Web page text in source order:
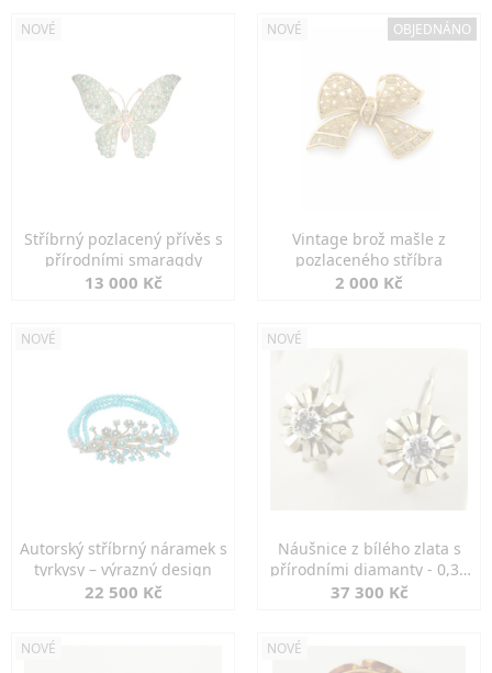
NOVÉ
Stříbrný pozlacený přívěs s
přírodními smaragdy
13 000 Kč
NOVÉ OBJEDNÁNO
Vintage brož mašle z
pozlaceného stříbra
2 000 Kč
NOVÉ
Autorský stříbrný náramek s
tyrkysy – výrazný design
22 500 Kč
NOVÉ
Náušnice z bílého zlata s
přírodními diamanty - 0,30
ct
37 300 Kč
NOVÉ NOVÉ